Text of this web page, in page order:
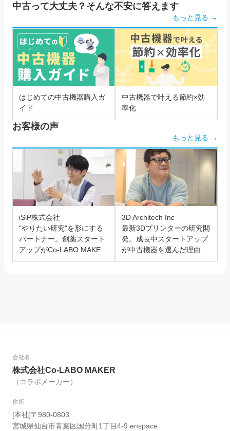
中古って大丈夫？そんな不安に答えます
もっと見る →
はじめての中古機器購入ガ
イド
中古機器で叶える節約×効
率化
お客様の声
もっと見る →
iSiP株式会社
"やりたい研究"を形にする
パートナー。創薬スタート
アップがCo-LABO MAKER
を選んだ理由。
3D Architech Inc
最新3Dプリンターの研究開
発。成長中スタートアップ
が中古機器を選んだ理由と
は？
会社名
株式会社Co-LABO MAKER
（コラボメーカー）
住所
[本社]〒980-0803
宮城県仙台市青葉区国分町1丁目4-9 enspace